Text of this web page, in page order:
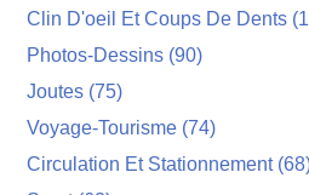
Clin D'oeil Et Coups De Dents
Photos-Dessins (90)
Joutes (75)
Voyage-Tourisme (74)
Circulation Et Stationnement